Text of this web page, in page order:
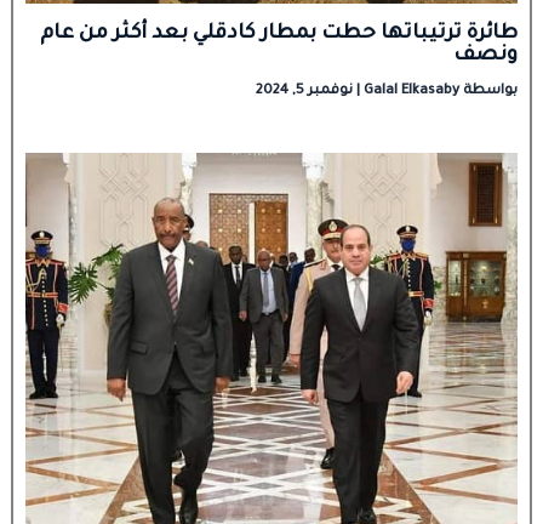
طائرة ترتيباتها حطت بمطار كادقلي بعد أكثر من عام
ونصف
بواسطة Galal Elkasaby نوفمبر 5, 2024